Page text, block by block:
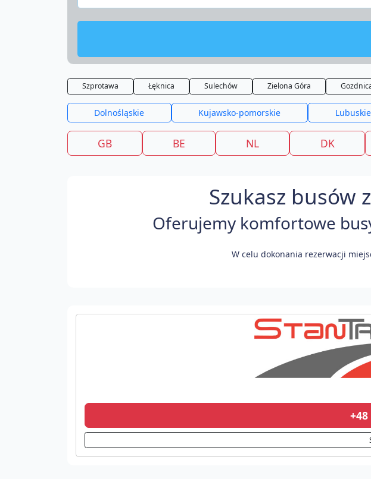
Szprotawa Łęknica Sulechów Zielona Góra
Dolnośląskie Kujawsko-pomorskie Lubuskie
GB BE NL DK
Szukasz busów
Oferujemy komfortowe
W celu dokonania rezerwacji